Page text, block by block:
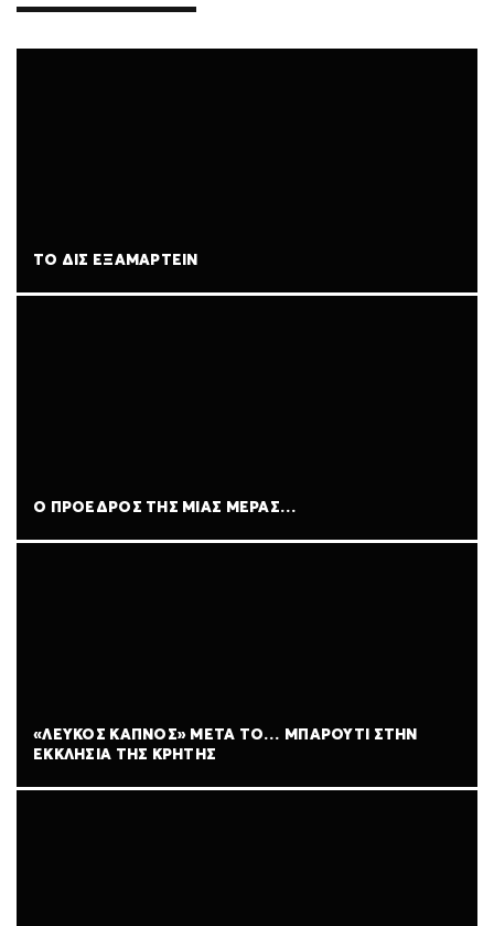
ΤΟ ΔΙΣ ΕΞΑΜΑΡΤΕΙΝ
Ο ΠΡΟΕΔΡΟΣ ΤΗΣ ΜΙΑΣ ΜΕΡΑΣ…
«ΛΕΥΚΟΣ ΚΑΠΝΟΣ» ΜΕΤΑ ΤΟ… ΜΠΑΡΟΥΤΙ ΣΤΗΝ
ΕΚΚΛΗΣΙΑ ΤΗΣ ΚΡΗΤΗΣ